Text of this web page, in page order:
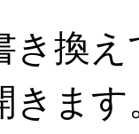
き換
きま